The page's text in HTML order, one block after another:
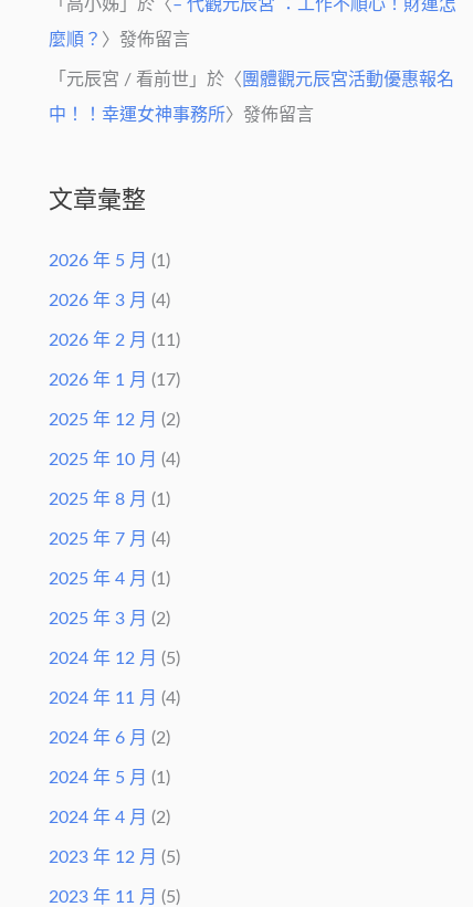
「 高小姊 」於〈– 代觀元辰宮 ：工作不順心！財運怎
麼順？ 〉發佈留言
「 元辰宮 / 看前世 」於〈 團體觀元辰宮活動優惠報名
中！！幸運女神事務所〉發佈留言
文章彙整
2026 年 5 月 (1)
2026 年 3 月 (4)
2026 年 2 月 (11)
2026 年 1 月 (17)
2025 年 12 月 (2)
2025 年 10 月 (4)
2025 年 8 月 (1)
2025 年 7 月 (4)
2025 年 4 月 (1)
2025 年 3 月 (2)
2024 年 12 月 (5)
2024 年 11 月 (4)
2024 年 6 月 (2)
2024 年 5 月 (1)
2024 年 4 月 (2)
2023 年 12 月 (5)
2023 年 11 月 (5)